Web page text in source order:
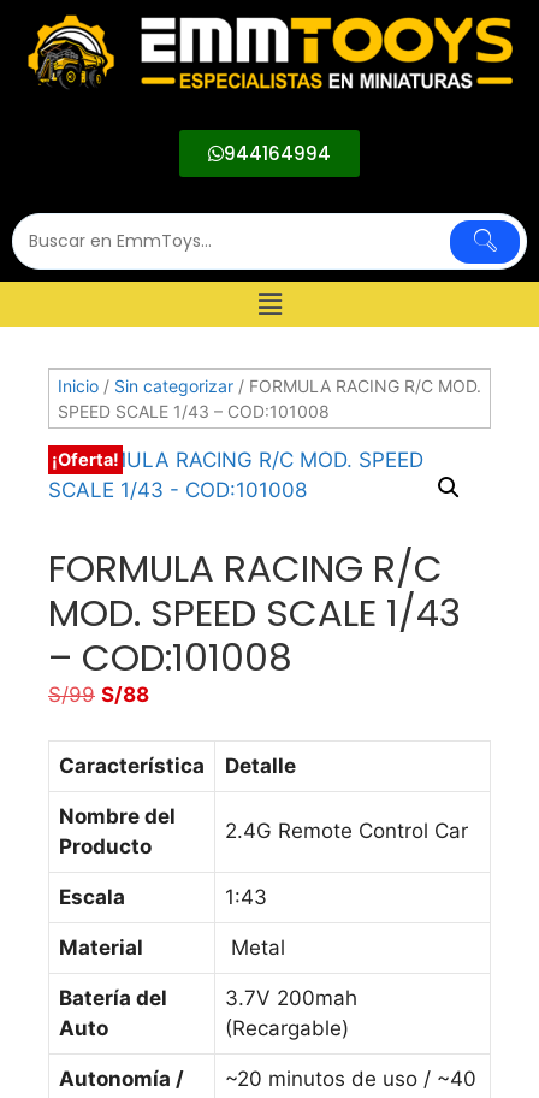
944164994
Inicio / Sin categorizar / FORMULA RACING R/C MOD.
SPEED SCALE 1/43 – COD:101008
¡Oferta!
FORMULA RACING R/C
MOD. SPEED SCALE 1/43
– COD:101008
S/99 S/88
Característica Detalle
Nombre del
Producto
2.4G Remote Control Car
Escala 1:43
Material Metal
Batería del
Auto
3.7V 200mah
(Recargable)
Autonomía /
~20 minutos de uso / ~40